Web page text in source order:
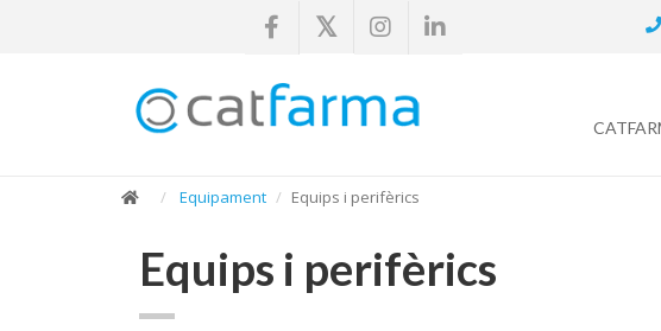
Equipament Equips i perifèrics
Equips i perifèrics